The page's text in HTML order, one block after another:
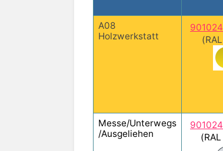
A08
Holzwerkstatt
Messe/Unterwegs
/Ausgeliehen